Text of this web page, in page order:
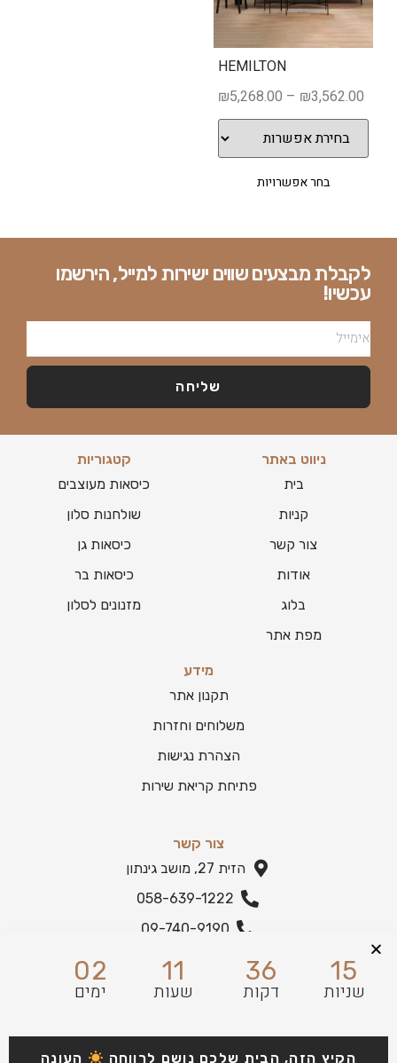
HEMILTON
₪3,562.00
–
₪5,268.00
בחר אפשרויות
לקבלת מבצעים שווים ישירות למייל, הירשמו
עכשיו!
שליחה
ניווט באתר
בית
קניות
צור קשר
אודות
בלוג
מפת אתר
קטגוריות
כיסאות מעוצבים
שולחנות סלון
כיסאות גן
כיסאות בר
מזנונים לסלון
מידע
תקנון אתר
משלוחים וחזרות
הצהרת נגישות
פתיחת קריאת שירות
צור קשר
הזית 27, מושב גינתון
058-639-1222
09-740-9190
הצהרת נגישות
02
ימים
11
שעות
36
דקות
15
שניות
הקיץ הזה, הבית שלכם נושם לרווחה העונה